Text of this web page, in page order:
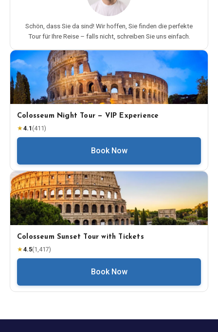
Schön, dass Sie da sind! Wir hoffen, Sie finden die perfekte
Tour für Ihre Reise – falls nicht, schreiben Sie uns einfach.
Colosseum Night Tour — VIP Experience
★4.1 (411)
Book Now
Colosseum Sunset Tour with Tickets
★4.5(1,417)
Book Now